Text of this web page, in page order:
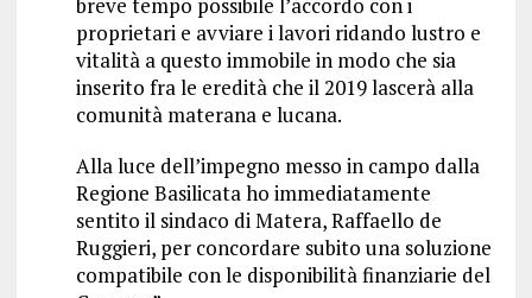
proprietari e avviare i lavori ridando lustro e
vitalità a questo immobile in modo che sia
inserito fra le eredità che il 2019 lascerà alla
comunità materana e lucana.
Alla luce dell’impegno messo in campo dalla
Regione Basilicata ho immediatamente
sentito il sindaco di Matera, Raffaello de
Ruggieri, per concordare subito una soluzione
compatibile con le disponibilità finanziarie del